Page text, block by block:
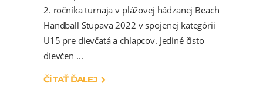
2. ročníka turnaja v plážovej hádzanej Beach
Handball Stupava 2022 v spojenej kategórii
U15 pre dievčatá a chlapcov. Jediné čisto
dievčen
ČÍTAŤ ĎALEJ